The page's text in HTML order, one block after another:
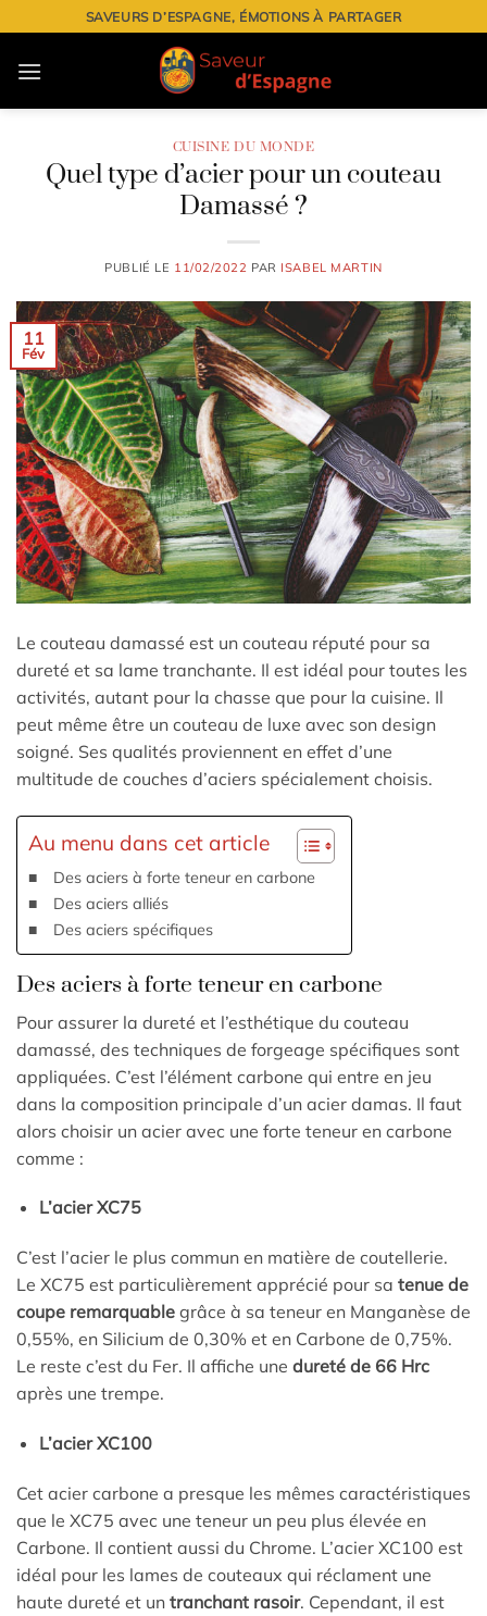
au
contenu
SAVEURS D’ESPAGNE, ÉMOTIONS À PARTAGER
CUISINE DU MONDE
Quel type d’acier pour un couteau
Damassé ?
PUBLIÉ LE 11/02/2022 PAR ISABEL MARTIN
11
Fév
Le couteau damassé est un couteau réputé pour sa
dureté et sa lame tranchante. Il est idéal pour toutes les
activités, autant pour la chasse que pour la cuisine. Il
peut même être un couteau de luxe avec son design
soigné. Ses qualités proviennent en effet d’une
multitude de couches d’aciers spécialement choisis.
Au menu dans cet article
Des aciers à forte teneur en carbone
Des aciers alliés
Des aciers spécifiques
Des aciers à forte teneur en carbone
Pour assurer la dureté et l’esthétique du couteau
damassé, des techniques de forgeage spécifiques sont
appliquées. C’est l’élément carbone qui entre en jeu
dans la composition principale d’un acier damas. Il faut
alors choisir un acier avec une forte teneur en carbone
comme :
L’acier XC75
C’est l’acier le plus commun en matière de coutellerie.
Le XC75 est particulièrement apprécié pour sa tenue de
coupe remarquable grâce à sa teneur en Manganèse de
0,55%, en Silicium de 0,30% et en Carbone de 0,75%.
Le reste c’est du Fer. Il affiche une dureté de 66 Hrc
après une trempe.
L’acier XC100
Cet acier carbone a presque les mêmes caractéristiques
que le XC75 avec une teneur un peu plus élevée en
Carbone. Il contient aussi du Chrome. L’acier XC100 est
idéal pour les lames de couteaux qui réclament une
haute dureté et un tranchant rasoir. Cependant, il est